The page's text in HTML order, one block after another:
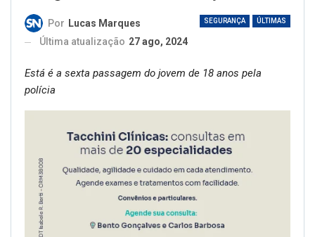
SEGURANÇA ÚLTIMAS
Por Lucas Marques
Última atualização 27 ago, 2024
Está é a sexta passagem do jovem de 18 anos pela
polícia